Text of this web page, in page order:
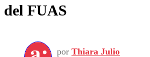
del FUAS
por Thiara Julio